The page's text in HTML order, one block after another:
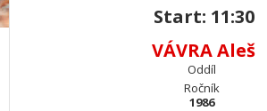
Start: 11:30
VÁVRA Aleš
Oddíl
Ročník
1986